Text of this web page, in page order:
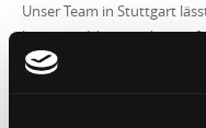
Unser Team in Stuttgart
kreativen Ideen und